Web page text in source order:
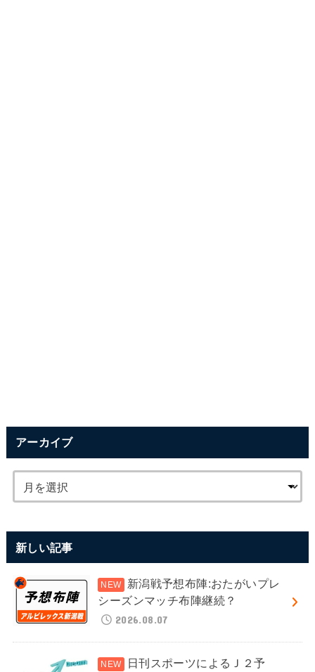
アーカイブ
新しい記事
新潟戦予想布陣:おたがいプレ
シーズンマッチ布陣継続？
2026.08.07
日刊スポーツによるＪ２予